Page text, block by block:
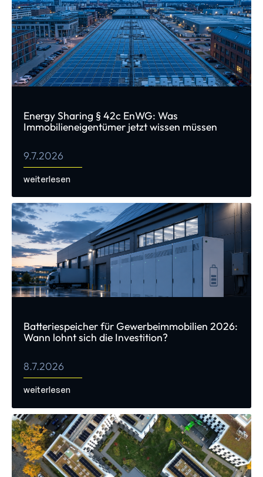
Energy Sharing § 42c EnWG: Was
Immobilieneigentümer jetzt wissen müssen
9.7.2026
weiterlesen
Batteriespeicher für Gewerbeimmobilien 2026:
Wann lohnt sich die Investition?
8.7.2026
weiterlesen